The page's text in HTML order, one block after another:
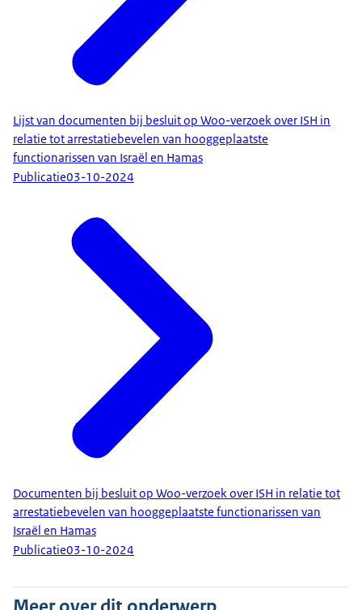
Lijst van documenten bij besluit op Woo-verzoek over ISH in
relatie tot arrestatiebevelen van hooggeplaatste
functionarissen van Israël en Hamas
Publicatie03-10-2024
Documenten bij besluit op Woo-verzoek over ISH in relatie tot
arrestatiebevelen van hooggeplaatste functionarissen van
Israël en Hamas
Publicatie03-10-2024